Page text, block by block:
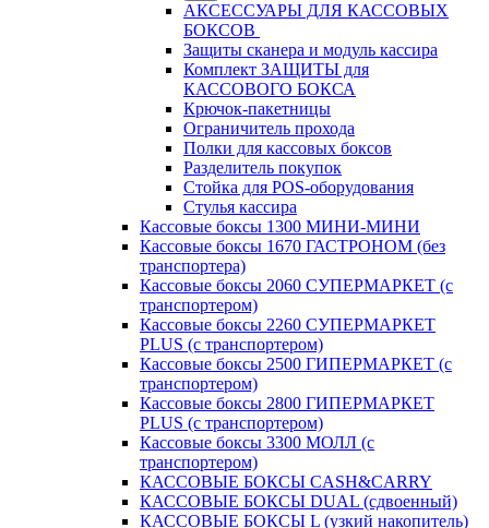
АКСЕССУАРЫ ДЛЯ КАССОВЫХ
БОКСОВ
Защиты сканера и модуль кассира
Комплект ЗАЩИТЫ для
КАССОВОГО БОКСА
Крючок-пакетницы
Ограничитель прохода
Полки для кассовых боксов
Разделитель покупок
Стойка для POS-оборудования
Стулья кассира
Кассовые боксы 1300 МИНИ-МИНИ
Кассовые боксы 1670 ГАСТРОНОМ (без
транспортера)
Кассовые боксы 2060 СУПЕРМАРКЕТ (с
транспортером)
Кассовые боксы 2260 СУПЕРМАРКЕТ
PLUS (с транспортером)
Кассовые боксы 2500 ГИПЕРМАРКЕТ (с
транспортером)
Кассовые боксы 2800 ГИПЕРМАРКЕТ
PLUS (с транспортером)
Кассовые боксы 3300 МОЛЛ (с
транспортером)
КАССОВЫЕ БОКСЫ CASH&CARRY
КАССОВЫЕ БОКСЫ DUAL (сдвоенный)
КАССОВЫЕ БОКСЫ L (узкий накопитель)